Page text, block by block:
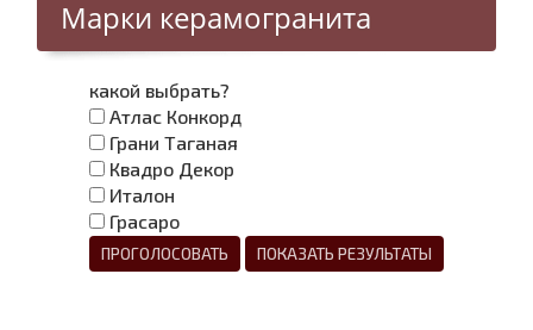
Марки керамогранита
какой выбрать?
Атлас Конкорд
Грани Таганая
Квадро Декор
Италон
Грасаро